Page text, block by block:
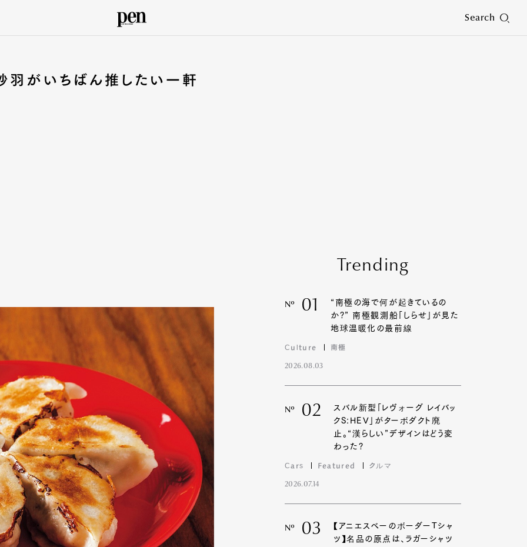
Search
羽がいちばん推したい一軒
Trending
Nº 01
“南極の海で何が起きているの
か?” 南極観測船「しらせ」が見た
地球温暖化の最前線
Culture 南極
2026.08.03
Nº 02
スバル新型「レヴォーグ レイバッ
クS:HEV」がターボダクト廃
止。“漢らしい”デザインはどう変
わった?
Cars Featured クルマ
2026.07.14
Nº 03
【アニエスベーのボーダーTシャ
ツ】名品の原点は、ラガーシャツ